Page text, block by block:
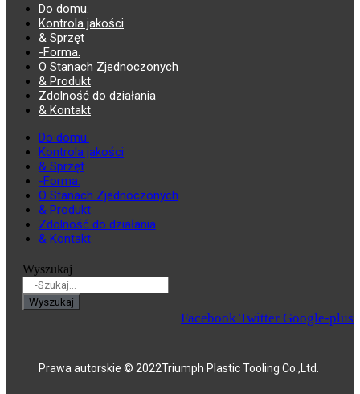
Do domu.
Kontrola jakości
& Sprzęt
-Forma.
O Stanach Zjednoczonych
& Produkt
Zdolność do działania
& Kontakt
Do domu.
Kontrola jakości
& Sprzęt
-Forma.
O Stanach Zjednoczonych
& Produkt
Zdolność do działania
& Kontakt
Wyszukaj
Wyszukaj
Facebook Twitter Google-plus
Prawa autorskie © 2022Triumph Plastic Tooling Co.,Ltd.